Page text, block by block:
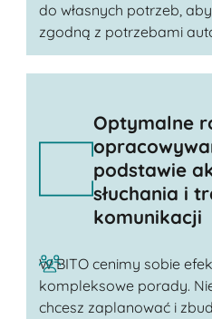
do własnych potrzeb,
zgodną z potrzebami
Optymalne
podstawie
słuchania i
komunikacji
W BITO cenimy sobie
kompleksowe porady.
chcesz zaplanować i